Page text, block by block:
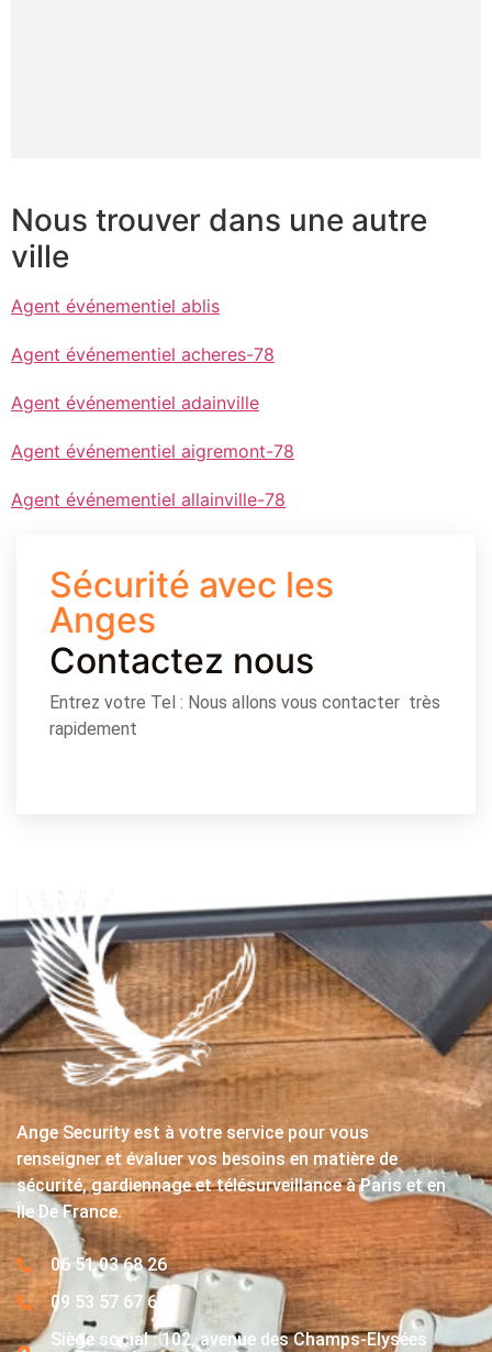
Nous trouver dans une autre
ville
Agent événementiel ablis
Agent événementiel acheres-78
Agent événementiel adainville
Agent événementiel aigremont-78
Agent événementiel allainville-78
Sécurité avec les
Anges
Contactez nous
Entrez votre Tel : Nous allons vous contacter très
rapidement
Ange Security est à votre service pour vous
renseigner et évaluer vos besoins en matière de
sécurité, gardiennage et télésurveillance à Paris et en
Île De France.
06 51 03 68 26
09 53 57 67 63
Siège social : 102, avenue des Champs-Elysées